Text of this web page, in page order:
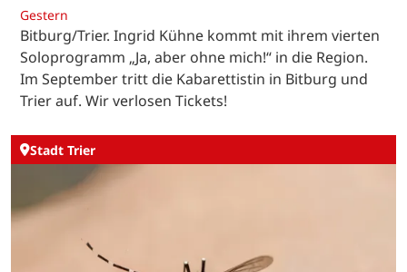
Gestern
Bitburg/Trier. Ingrid Kühne kommt mit ihrem vierten
Soloprogramm „Ja, aber ohne mich!“ in die Region.
Im September tritt die Kabarettistin in Bitburg und
Trier auf. Wir verlosen Tickets!
Stadt Trier